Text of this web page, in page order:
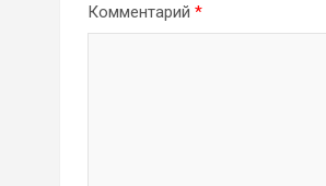
Комментарий *